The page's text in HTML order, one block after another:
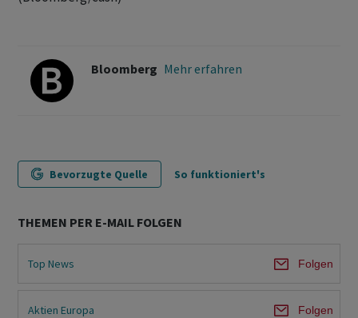
Bloomberg Mehr erfahren
Bevorzugte Quelle So funktioniert's
THEMEN PER E-MAIL FOLGEN
Top News Folgen
Aktien Europa Folgen